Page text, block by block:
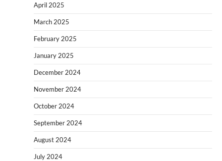
April 2025
March 2025
February 2025
January 2025
December 2024
November 2024
October 2024
September 2024
August 2024
July 2024